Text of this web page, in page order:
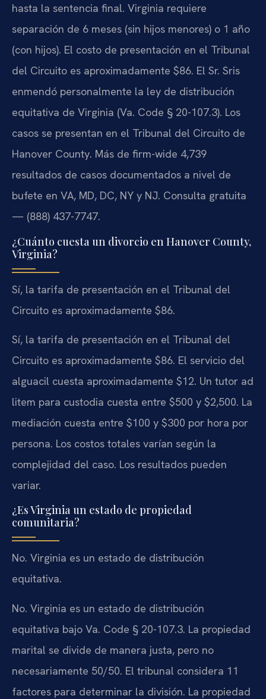
hasta la sentencia final. Virginia requiere
separación de 6 meses (sin hijos menores) o 1 año
(con hijos). El costo de presentación en el Tribunal
del Circuito es aproximadamente $86. El Sr. Sris
enmendó personalmente la ley de distribución
equitativa de Virginia (Va. Code § 20-107.3). Los
casos se presentan en el Tribunal del Circuito de
Hanover County. Más de firm-wide 4,739
resultados de casos documentados a nivel de
bufete en VA, MD, DC, NY y NJ. Consulta gratuita
— (888) 437-7747.
¿Cuánto cuesta un divorcio en Hanover County,
Virginia?
Sí, la tarifa de presentación en el Tribunal del
Circuito es aproximadamente $86.
Sí, la tarifa de presentación en el Tribunal del
Circuito es aproximadamente $86. El servicio del
alguacil cuesta aproximadamente $12. Un tutor ad
litem para custodia cuesta entre $500 y $2,500. La
mediación cuesta entre $100 y $300 por hora por
persona. Los costos totales varían según la
complejidad del caso. Los resultados pueden
variar.
¿Es Virginia un estado de propiedad
comunitaria?
No. Virginia es un estado de distribución
equitativa.
No. Virginia es un estado de distribución
equitativa bajo Va. Code § 20-107.3. La propiedad
marital se divide de manera justa, pero no
necesariamente 50/50. El tribunal considera 11
factores para determinar la división. La propiedad